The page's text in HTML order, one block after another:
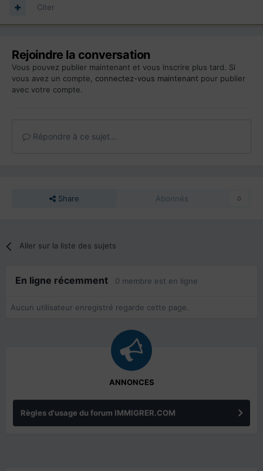
Citer
Rejoindre la conversation
Vous pouvez publier maintenant et vous inscrire plus tard. Si
vous avez un compte, connectez-vous maintenant pour publier
avec votre compte.
Répondre à ce sujet…
Share Abonnés 0
Aller sur la liste des sujets
En ligne récemment 0 membre est en ligne
Aucun utilisateur enregistré regarde cette page.
ANNONCES
Règles d'usage du forum IMMIGRER.COM